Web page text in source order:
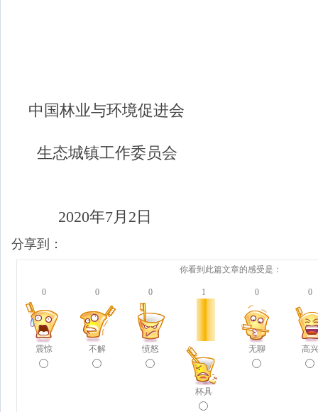
中国林业与环境促进会
生态城镇工作委员会
2020年7月
分享到：
你看到此篇文章的感受是：
0
震惊
0
不解
0
愤怒
1
杯具
0
无聊
0
高兴